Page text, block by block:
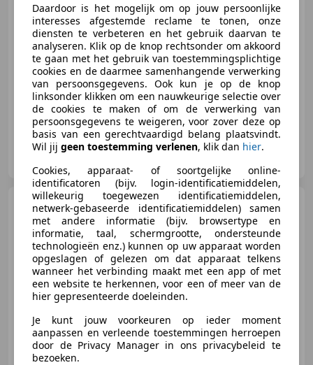
Excl. BTW
10/2024 325 km Benzine
313 kW (426 PK)
Met onderhoudshistorie
Autobedrijf van Schaik B.V.
GMC Sierra DENALI 6.2 V8
426PK Full Option | De Meest
Luxe Pi
€ 77.950
Excl. BTW
11/2024 52 km Benzine
313 kW (426 PK)
Daardoor is het mogelijk om op jouw persoonlijke
interesses afgestemde reclame te tonen, onze
diensten te verbeteren en het gebruik daarvan te
analyseren. Klik op de knop rechtsonder om akkoord
te gaan met het gebruik van toestemmingsplichtige
cookies en de daarmee samenhangende verwerking
van persoonsgegevens. Ook kun je op de knop
linksonder klikken om een nauwkeurige selectie over
de cookies te maken of om de verwerking van
persoonsgegevens te weigeren, voor zover deze op
basis van een gerechtvaardigd belang plaatsvindt.
Wil jij geen toestemming verlenen, klik dan hier.
Cookies, apparaat- of soortgelijke online-
identificatoren (bijv. login-identificatiemiddelen,
willekeurig toegewezen identificatiemiddelen,
netwerk-gebaseerde identificatiemiddelen) samen
met andere informatie (bijv. browsertype en
informatie, taal, schermgrootte, ondersteunde
technologieën enz.) kunnen op uw apparaat worden
opgeslagen of gelezen om dat apparaat telkens
wanneer het verbinding maakt met een app of met
een website te herkennen, voor een of meer van de
hier gepresenteerde doeleinden.
Je kunt jouw voorkeuren op ieder moment
aanpassen en verleende toestemmingen herroepen
door de Privacy Manager in ons privacybeleid te
bezoeken.